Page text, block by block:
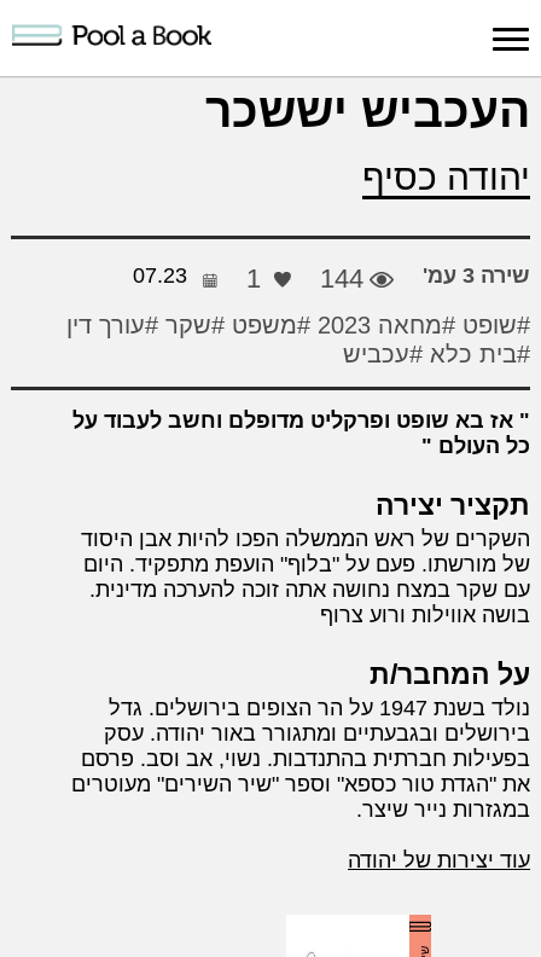
כניסה למערכת
יצירה
יצירה
העכביש יששכר
יהודה כסיף
שירה 3 עמ' 144
1
07.23
#שופט #מחאה 2023 #משפט #שקר #עורך דין
#בית כלא #עכביש
אז בא שופט ופרקליט מדופלם וחשב לעבוד על
כל העולם
תקציר יצירה
השקרים של ראש הממשלה הפכו להיות אבן היסוד
של מורשתו. פעם על "בלוף" הועפת מתפקיד. היום
עם שקר במצח נחושה אתה זוכה להערכה מדינית.
בושה אווילות ורוע צרוף
על המחבר/ת
נולד בשנת 1947 על הר הצופים בירושלים. גדל
בירושלים ובגבעתיים ומתגורר באור יהודה. עסק
בפעילות חברתית בהתנדבות. נשוי, אב וסב. פרסם
את "הגדת טור כספא" וספר "שיר השירים" מעוטרים
במגזרות נייר שיצר.
עוד יצירות של יהודה